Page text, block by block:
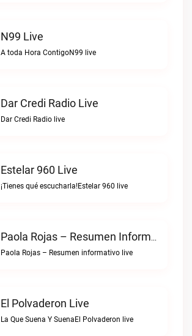
N99 Live
A toda Hora ContigoN99 live
Dar Credi Radio Live
Dar Credi Radio live
Estelar 960 Live
¡Tienes qué escucharla!Estelar 960 live
Paola Rojas – Resumen Informativo Live
Paola Rojas – Resumen informativo live
El Polvaderon Live
La Que Suena Y SuenaEl Polvaderon live